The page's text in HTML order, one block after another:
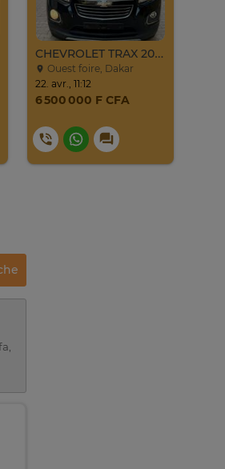
CHEVROLET TRAX 2016
Ouest foire, Dakar
22. avr., 11:12
6 500 000 F CFA